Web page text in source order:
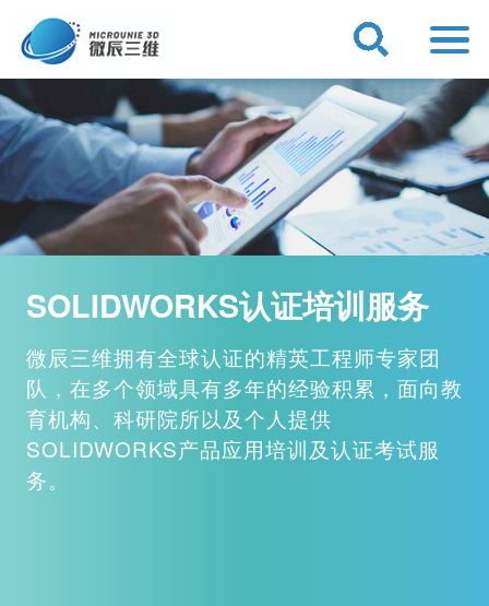
SOLIDWORKS认证培训服务
微辰三维拥有全球认证的精英工程师专家团
队，在多个领域具有多年的经验积累，面向教
育机构、科研院所以及个人提供
SOLIDWORKS产品应用培训及认证考试服
务。